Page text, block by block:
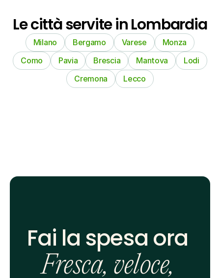
Le città servite in Lombardia
Milano Bergamo Varese
Monza
Como
Pavia Brescia Mantova
Lodi
Cremona
Lecco
Fai la spesa ora
Fresca, veloce,